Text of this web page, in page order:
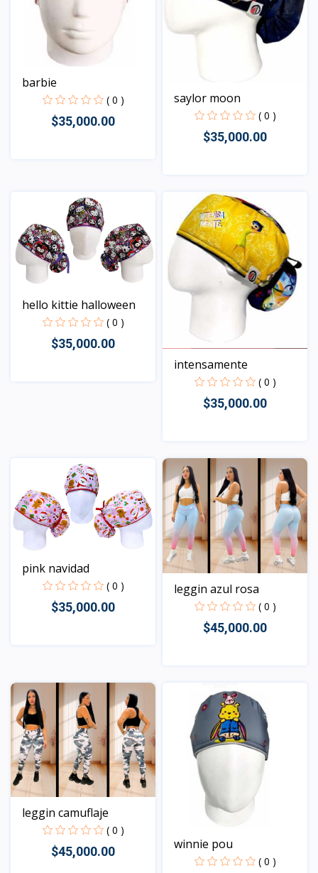
barbie
( 0 )
$35,000.00
saylor moon
( 0 )
$35,000.00
hello kittie halloween
( 0 )
$35,000.00
intensamente
( 0 )
$35,000.00
Vista
pink navidad
( 0 )
$35,000.00
leggin azul rosa
( 0 )
$45,000.00
leggin camuflaje
( 0 )
$45,000.00 winnie pou
( 0 )